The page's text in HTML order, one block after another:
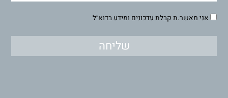
אני מאשר.ת קבלת עדכונים ומידע בדוא״ל
שליחה